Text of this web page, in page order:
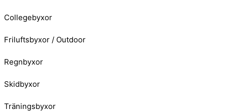
Collegebyxor
Friluftsbyxor / Outdoor
Regnbyxor
Skidbyxor
Träningsbyxor